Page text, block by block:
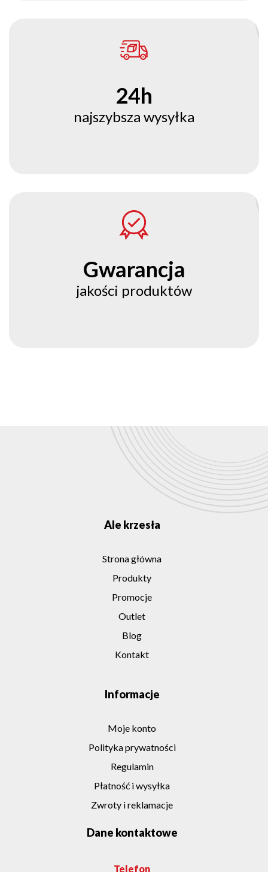
24h
najszybsza wysyłka
Gwarancja
jakości produktów
Ale krzesła
Strona główna
Produkty
Promocje
Outlet
Blog
Kontakt
Informacje
Moje konto
Polityka prywatności
Regulamin
Płatność i wysyłka
Zwroty i reklamacje
Dane kontaktowe
Telefon